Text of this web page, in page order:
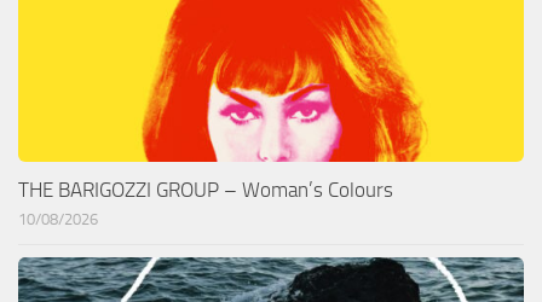
THE BARIGOZZI GROUP – Woman’s Colours
10/08/2026